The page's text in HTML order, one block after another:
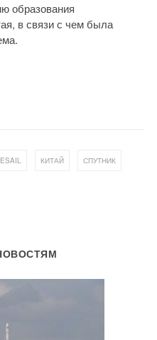
образования
в связи с чем была
КИТАЙ СПУТНИК